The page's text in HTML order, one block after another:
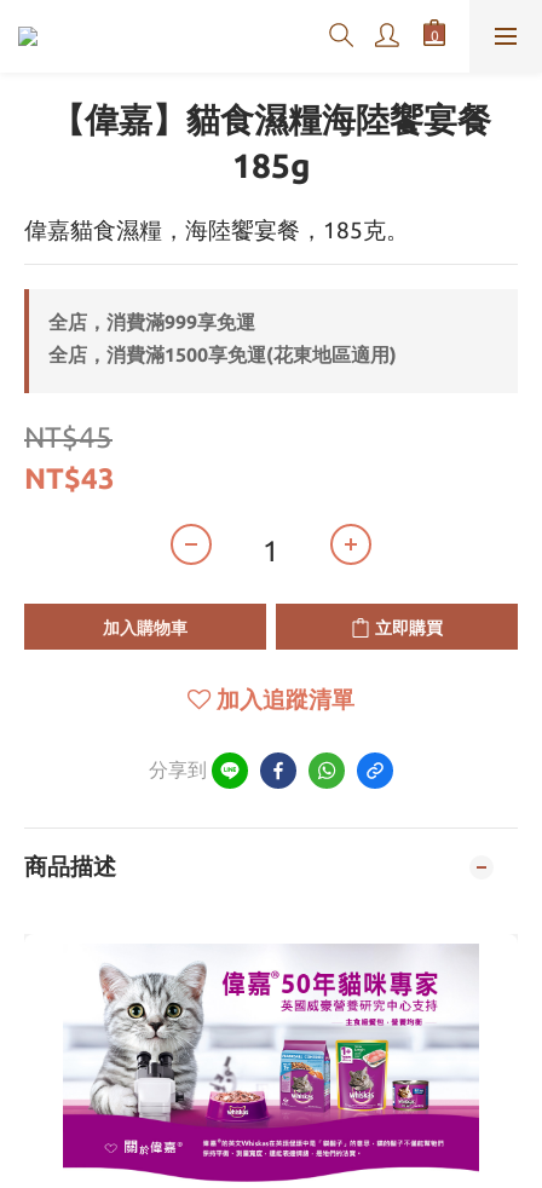
【偉嘉】貓食濕糧海陸饗宴餐
185g
偉嘉貓食濕糧，海陸饗宴餐，185克。
全店，消費滿999享免運
全店，消費滿1500享免運(花東地區適用)
NT$45
NT$43
加入購物車 立即購買
加入追蹤清單
分享到
商品描述